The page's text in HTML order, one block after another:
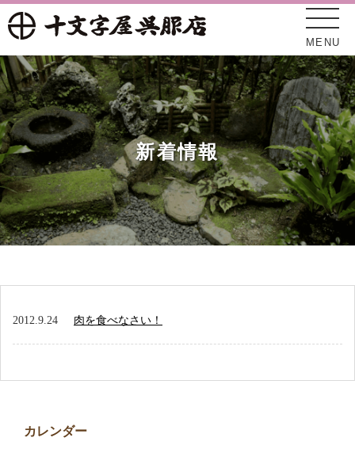
MENU
新着情報
十文字屋について
オンラインショップ
新着情報
2012.9.24 肉を食べなさい！
カレンダー